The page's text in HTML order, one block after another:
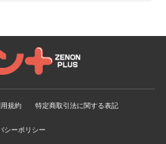
ゼノンプラス
規約 特定商取引法に関する表記
シーポリシー